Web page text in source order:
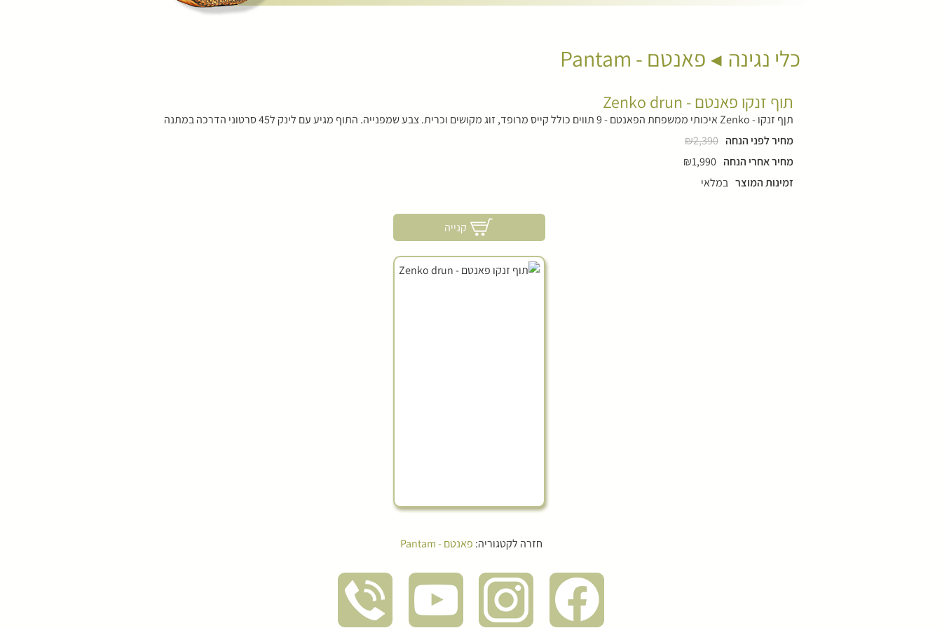
כלי נגינה פאנטם - Pantam
תוף זנקו פאנטם - Zenko drun
תןף זנקו - Zenko איכותי ממשפחת הפאנטם - 9 תווים כולל קייס מרופד, זוג מקושים וכרית. צבע שמפנייה. התוף מגיע עם לינק ל45 סרטוני הדרכה במתנה
מחיר לפני הנחה ₪2,390
מחיר אחרי הנחה ₪1,990
זמינות המוצר במלאי
קנייה
חזרה לקטגוריה: פאנטם - Pantam